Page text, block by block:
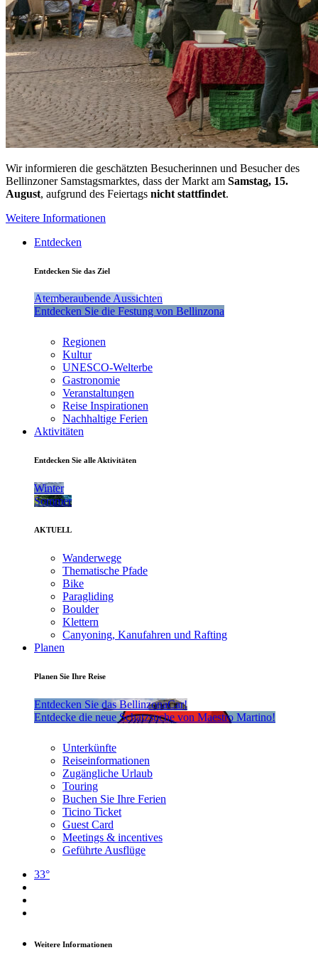
Wir informieren die geschätzten Besucherinnen und Besucher des
Bellinzoner Samstagsmarktes, dass der Markt am Samstag, 15.
August, aufgrund des Feiertags nicht stattfindet.
Weitere Informationen
Entdecken
Entdecken Sie das Ziel
Atemberaubende Aussichten
Entdecken Sie die Festung von Bellinzona
Regionen
Kultur
UNESCO-Welterbe
Gastronomie
Veranstaltungen
Reise Inspirationen
Nachhaltige Ferien
Aktivitäten
Entdecken Sie alle Aktivitäten
Winter
Sommer
AKTUELL
Wanderwege
Thematische Pfade
Bike
Paragliding
Boulder
Klettern
Canyoning, Kanufahren und Rafting
Planen
Planen Sie Ihre Reise
Entdecken Sie das BellinzonaCar!
Entdecke die neue Schatzsuche von Maestro Martino!
Unterkünfte
Reiseinformationen
Zugängliche Urlaub
Touring
Buchen Sie Ihre Ferien
Ticino Ticket
Guest Card
Meetings & incentives
Geführte Ausflüge
33°
Weitere Informationen